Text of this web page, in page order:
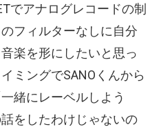
でアナログレコードの制
フィルターなしに自分
楽を形にしたいと思っ
ミングでSANOくんから
緒にレーベルしよう
をしたわけじゃないの